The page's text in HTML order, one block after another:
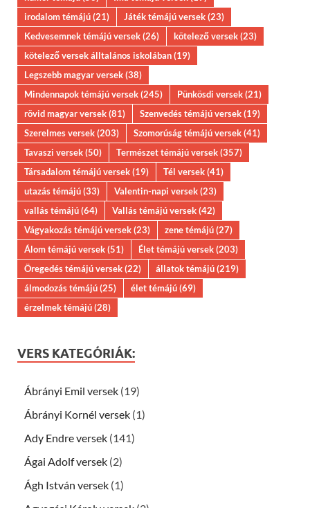
irodalom témájú(21) Játék témájú versek(23)
Kedvesemnek témájú versek(26) kötelező versek(23)
kötelező versek álltalános iskolában(19)
Legszebb magyar versek(38)
Mindennapok témájú versek(245) Pünkösdi versek(21)
rövid magyar versek(81) Szenvedés témájú versek(19)
Szerelmes versek(203) Szomorúság témájú versek(41)
Tavaszi versek(50) Természet témájú versek(357)
Társadalom témájú versek(19) Tél versek(41)
utazás témájú(33) Valentin-napi versek(23)
vallás témájú(64) Vallás témájú versek(42)
Vágyakozás témájú versek(23) zene témájú(27)
Álom témájú versek(51) Élet témájú versek(203)
Öregedés témájú versek(22) állatok témájú(219)
álmodozás témájú(25) élet témájú(69)
érzelmek témájú(28)
VERS KATEGÓRIÁK:
Ábrányi Emil versek (19)
Ábrányi Kornél versek (1)
Ady Endre versek (141)
Ágai Adolf versek (2)
Ágh István versek (1)